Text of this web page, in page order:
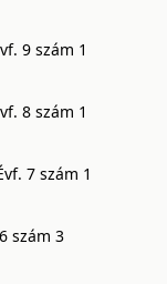
9 szám 1
8 szám 1
7 szám 1
szám 3